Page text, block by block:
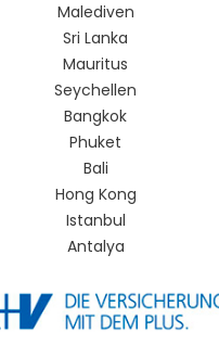
Malediven
Sri Lanka
Mauritus
Seychellen
Bangkok
Phuket
Bali
Hong Kong
Istanbul
Antalya